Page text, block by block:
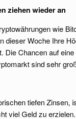
ziehen wieder an
wie
dieser Woche Ihre
Die Chancen auf
sind sehr
tiefen Zinsen,
viel Geld zu